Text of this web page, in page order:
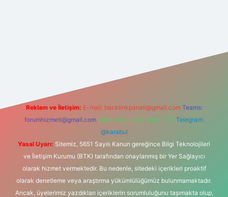
Reklam ve İletişim: E-mail: backlinkpaneli@gmail.com Teams:
forumhizmeti@gmail.com Whatsapp: 0262 606 0 726 Telegram:
@karabul
Yasal Uyarı: Sitemiz, 5651 Sayılı Kanun gereğince Bilgi Teknolojileri
ve İletişim Kurumu (BTK) tarafından onaylanmış bir Yer Sağlayıcı
olarak hizmet vermektedir. Bu nedenle, sitedeki içerikleri proaktif
olarak denetleme veya araştırma yükümlülüğümüz bulunmamaktadır.
Ancak, üyelerimiz yazdıkları içeriklerin sorumluluğunu taşımakta olup,